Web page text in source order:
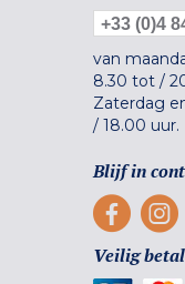
+33 (0)4
van
8.30 tot /
Zaterdag
/ 18.00 uur.
Blijf in
Veilig